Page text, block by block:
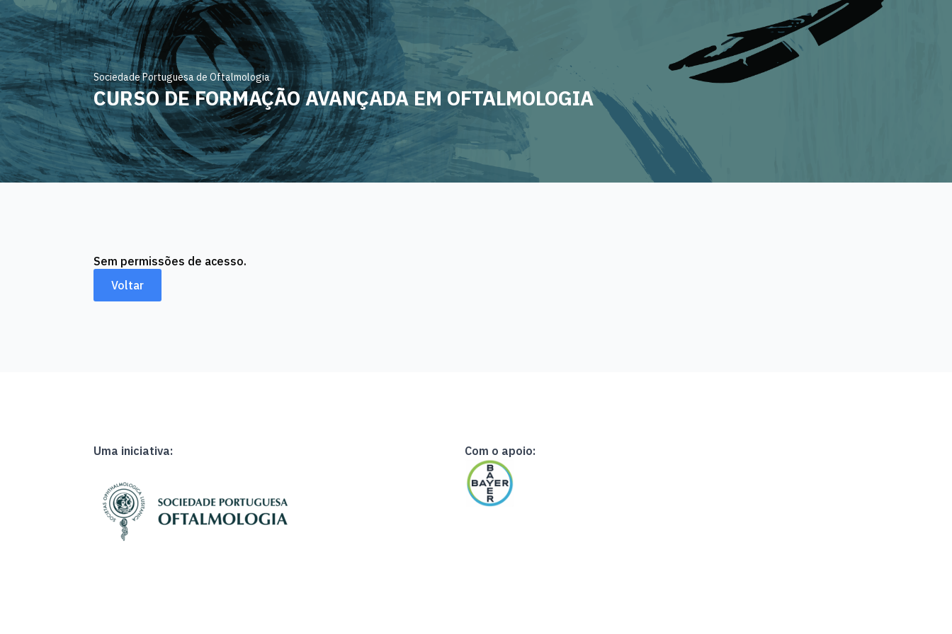
Sociedade Portuguesa de Oftalmologia
CURSO DE FORMAÇÃO AVANÇADA EM OFTALMOLOGIA
Sem permissões de acesso.
Voltar
Uma iniciativa: Com o apoio: